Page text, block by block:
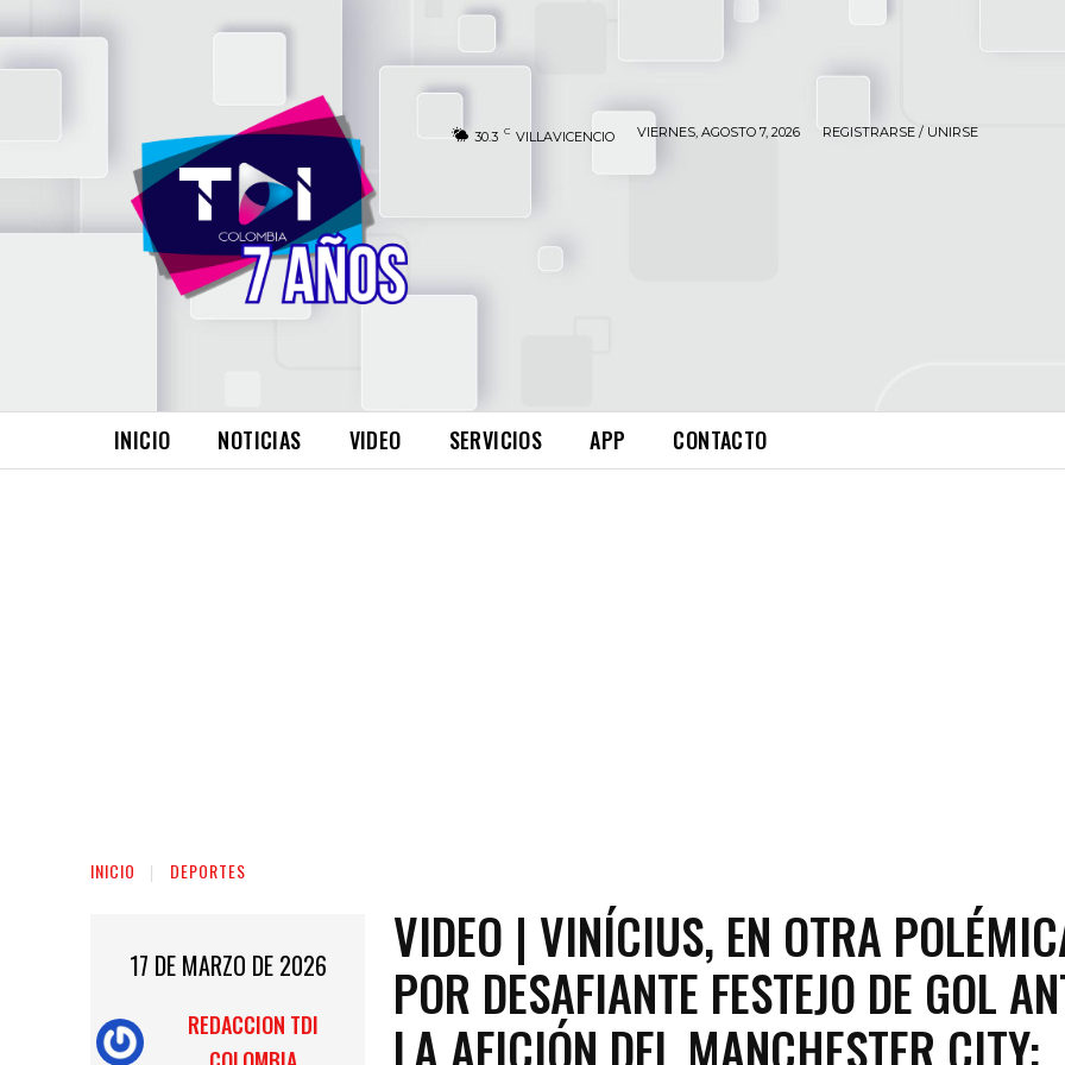
30.3 C VILLAVICENCIO VIERNES, AGOSTO 7, 2026 REGISTRARSE / UNIRSE
INICIO NOTICIAS VIDEO SERVICIOS APP CONTACTO
INICIO DEPORTES
17 DE MARZO DE 2026
REDACCION TDI
VIDEO | VINÍCIUS, EN OTRA
POR DESAFIANTE FESTEJO DE GOL
LA AFICIÓN DEL MANCHESTER CITY: